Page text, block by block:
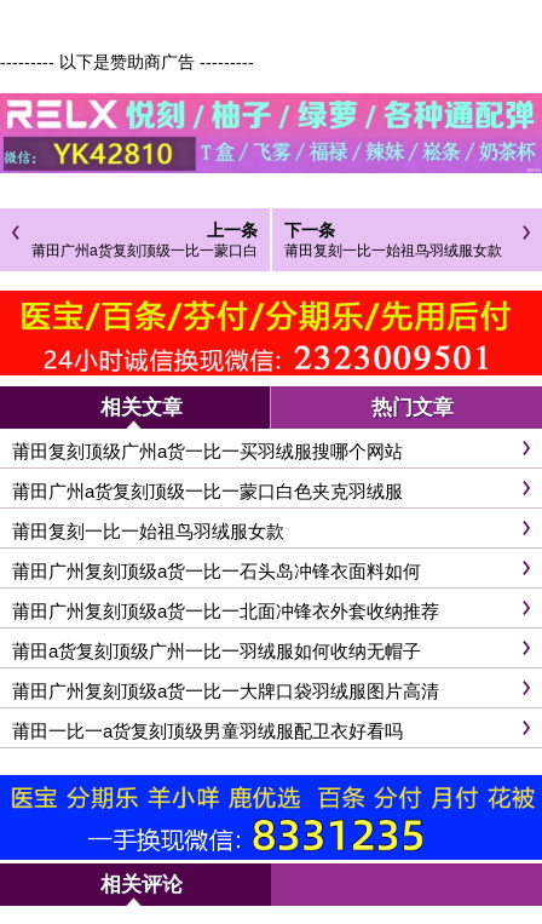
--------- 以下是赞助商广告 ---------
上一条
莆田广州a货复刻顶级一比一蒙口白
色夹克羽绒服
下一条
莆田复刻一比一始祖鸟羽绒服女款
相关文章 热门文章
莆田复刻顶级广州a货一比一买羽绒服搜哪个网站
莆田广州a货复刻顶级一比一蒙口白色夹克羽绒服
莆田复刻一比一始祖鸟羽绒服女款
莆田广州复刻顶级a货一比一石头岛冲锋衣面料如何
莆田广州复刻顶级a货一比一北面冲锋衣外套收纳推荐
莆田a货复刻顶级广州一比一羽绒服如何收纳无帽子
莆田广州复刻顶级a货一比一大牌口袋羽绒服图片高清
莆田一比一a货复刻顶级男童羽绒服配卫衣好看吗
相关评论